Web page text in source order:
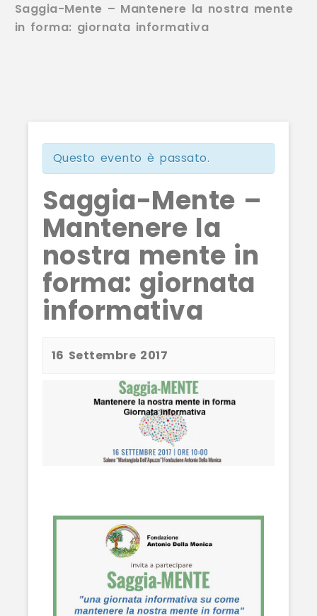
Saggia-Mente – Mantenere la nostra mente
in forma: giornata informativa
Questo evento è passato.
Saggia-Mente –
Mantenere la
nostra mente in
forma: giornata
informativa
16 Settembre 2017